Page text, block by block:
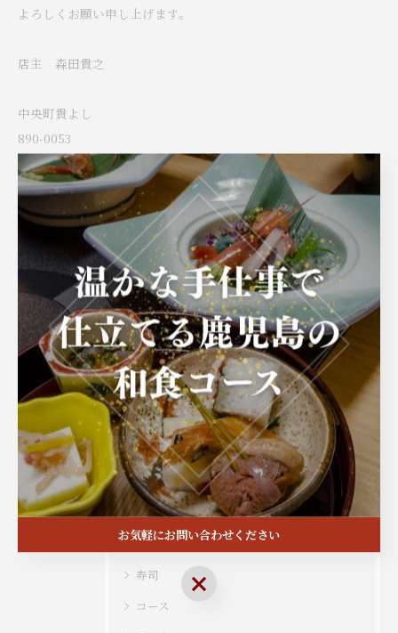
よろしくお願い申し上げます。
店主 森田貴之
中央町貴よし
890-0053
鹿児島市中央町31-15
Tel:099-256-1558
< 前のページ 一覧に戻る 次のページ >
カテゴリー Categories
全てのカテゴリー
記念日
接待
寿司
コース
お気軽にお問い合わせください
お気軽にお問い合わせください